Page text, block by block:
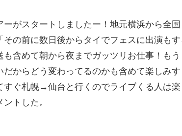
がスタートしましたー！地元横浜から全
その前に数日後からタイでフェスに出演も
含めて朝から夜までガッツリお仕事！も
からどう変わってるのかも含めて楽しみ
すぐ札幌→仙台と行くのでライブくる人は
トした。